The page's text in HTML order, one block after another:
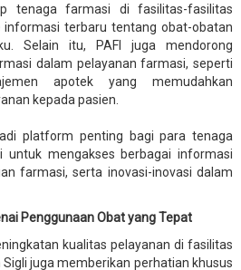
tenaga farmasi di fasilitas-fasilitas
terbaru tentang obat-obatan
Selain itu, PAFI juga mendorong
dalam pelayanan farmasi, seperti
apotek yang memudahkan
kepada pasien.
platform penting bagi para tenaga
untuk mengakses berbagai informasi
farmasi, serta inovasi-inovasi dalam
Penggunaan Obat yang Tepat
kualitas pelayanan di fasilitas
Sigli juga memberikan perhatian khusus